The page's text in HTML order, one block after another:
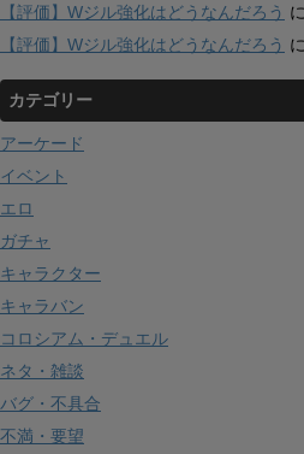
【評価】Wジル強化はどうなんだろう に
【評価】Wジル強化はどうなんだろう に
カテゴリー
アーケード
イベント
エロ
ガチャ
キャラクター
キャラバン
コロシアム・デュエル
ネタ・雑談
バグ・不具合
不満・要望